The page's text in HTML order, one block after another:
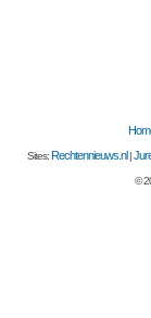
Sites:Rechtennieuws.nl|
©